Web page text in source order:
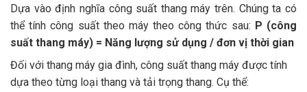
Dựa vào định nghĩa công suất thang máy trên. Chúng ta có
thể tính công suất theo máy theo công thức sau: P (công
suất thang máy) = Năng lượng sử dụng / đơn vị thời gian
Đối với thang máy gia đình, công suất thang máy được tính
dựa theo từng loại thang và tải trọng thang. Cụ thể: